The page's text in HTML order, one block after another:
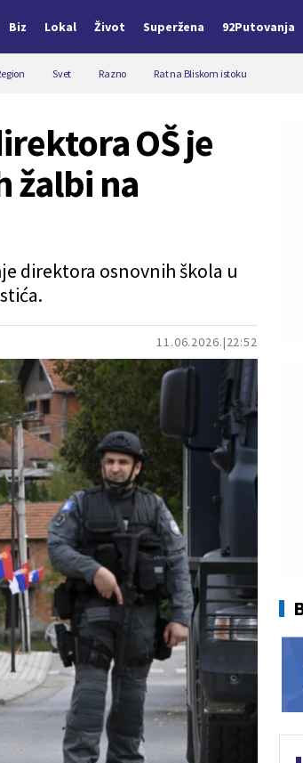
Biz Lokal Život Superžena 92Putovanja
Svet Razno Rat na Bliskom istoku
11.06.2026. 22:52
OŠ je
žalbi na
direktora osnovnih škola u